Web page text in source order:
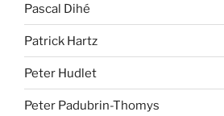
Pascal Dihé
Patrick Hartz
Peter Hudlet
Peter Padubrin-Thomys